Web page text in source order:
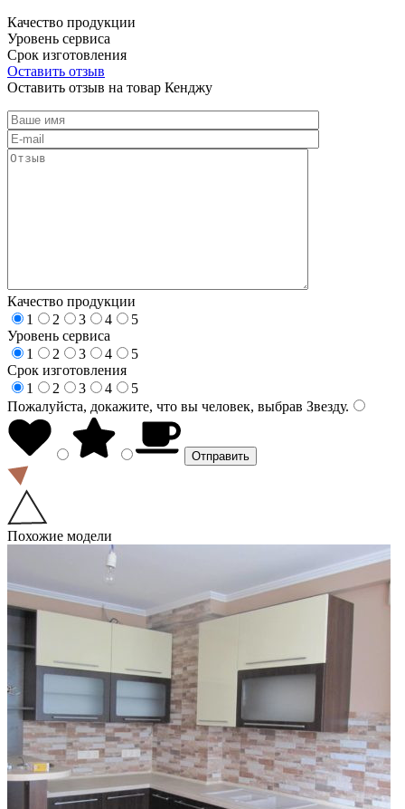
Качество продукции
Уровень сервиса
Срок изготовления
Оставить отзыв
Оставить отзыв на товар Кенджу
Качество продукции
1
2 3 4
5
Уровень сервиса
1
2 3 4
5
Срок изготовления
1
2 3 4
5
Пожалуйста, докажите, что вы человек, выбрав Звезду.
Похожие модели